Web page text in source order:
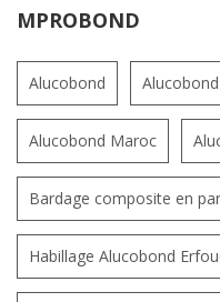
MPROBOND
Alucobond
Alucobond Maroc
Bardage composite en
Habillage Alucobond